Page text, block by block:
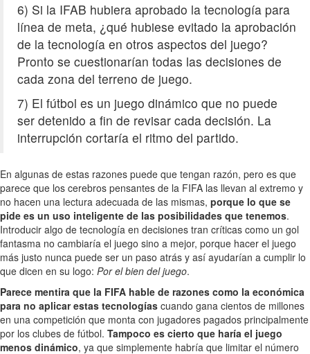
6) Si la IFAB hubiera aprobado la tecnología para
línea de meta, ¿qué hubiese evitado la aprobación
de la tecnología en otros aspectos del juego?
Pronto se cuestionarían todas las decisiones de
cada zona del terreno de juego.
7) El fútbol es un juego dinámico que no puede
ser detenido a fin de revisar cada decisión. La
interrupción cortaría el ritmo del partido.
En algunas de estas razones puede que tengan razón, pero es que
parece que los cerebros pensantes de la FIFA las llevan al extremo y
no hacen una lectura adecuada de las mismas, porque lo que se
pide es un uso inteligente de las posibilidades que tenemos.
Introducir algo de tecnología en decisiones tran críticas como un gol
fantasma no cambiaría el juego sino a mejor, porque hacer el juego
más justo nunca puede ser un paso atrás y así ayudarían a cumplir lo
que dicen en su logo: Por el bien del juego.
Parece mentira que la FIFA hable de razones como la económica
para no aplicar estas tecnologías cuando gana cientos de millones
en una competición que monta con jugadores pagados principalmente
por los clubes de fútbol. Tampoco es cierto que haría el juego
menos dinámico, ya que simplemente habría que limitar el número